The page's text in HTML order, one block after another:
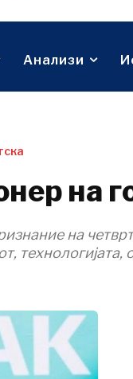
Претплата
Анализи
на
на
технологијата,